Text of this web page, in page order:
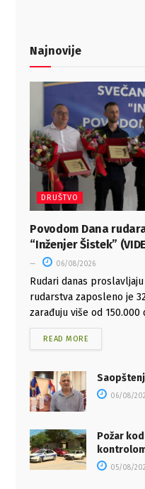
Najnovije
DRUŠTVO
Povodom Dana
“Inženjer Šistek”
06/08/2026
Rudari danas
rudarstva zaposleno je
zarađuju više od 150.000
READ MORE
06/08/
Požar
05/08/